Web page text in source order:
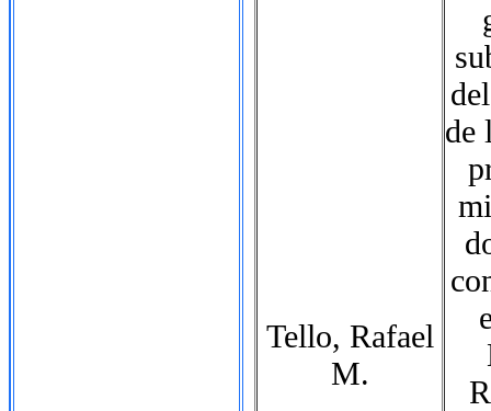
Tello, Rafael
M.
de